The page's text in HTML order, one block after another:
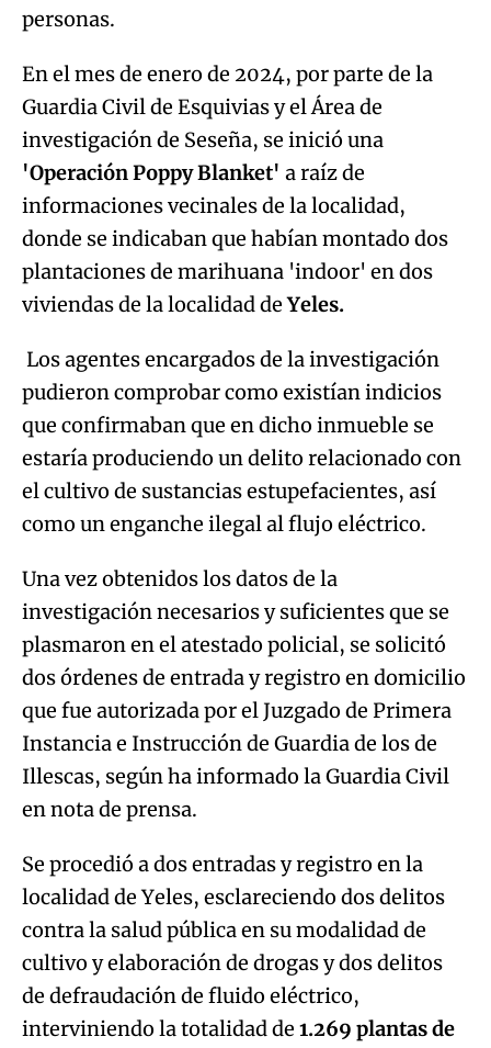
personas.
En el mes de enero de 2024, por parte de la
Guardia Civil de Esquivias y el Área de
investigación de Seseña, se inició una
'Operación Poppy Blanket' a raíz de
informaciones vecinales de la localidad,
donde se indicaban que habían montado dos
plantaciones de marihuana 'indoor' en dos
viviendas de la localidad deYeles.
Los agentes encargados de la investigación
pudieron comprobar como existían indicios
que confirmaban que en dicho inmueble se
estaría produciendo un delito relacionado con
el cultivo de sustancias estupefacientes, así
como un enganche ilegal al flujo eléctrico.
Una vez obtenidos los datos de la
investigación necesarios y suficientes que se
plasmaron en el atestado policial, se solicitó
dos órdenes de entrada y registro en domicilio
que fue autorizada por el Juzgado de Primera
Instancia e Instrucción de Guardia de los de
Illescas, según ha informado la Guardia Civil
en nota de prensa.
Se procedió a dos entradas y registro en la
localidad de Yeles, esclareciendo dos delitos
contra la salud pública en su modalidad de
cultivo y elaboración de drogas y dos delitos
de defraudación de fluido eléctrico,
interviniendo la totalidad de 1.269 plantas de